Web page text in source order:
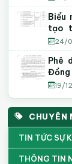
CHUYÊN
TIN TỨC SỰ
THÔNG TIN
Biểu
tạo
nông
24/
Phê
Đồng
19/